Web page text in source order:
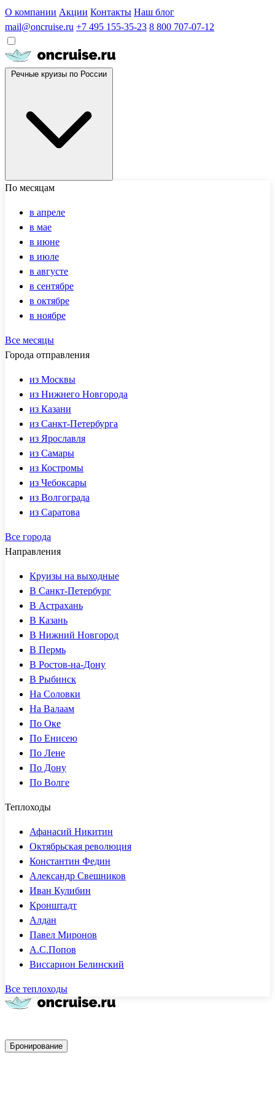
О компании Акции Контакты Наш блог
mail@oncruise.ru +7 495 155-35-23 8 800 707-07-12
По месяцам
в апреле
в мае
в июне
в июле
в августе
в сентябре
в октябре
в ноябре
Все месяцы
Города отправления
из Москвы
из Нижнего Новгорода
из Казани
из Санкт-Петербурга
из Ярославля
из Самары
из Костромы
из Чебоксары
из Волгограда
из Саратова
Все города
Направления
Круизы на выходные
В Санкт-Петербург
В Астрахань
В Казань
В Нижний Новгород
В Пермь
В Ростов-на-Дону
В Рыбинск
На Соловки
На Валаам
По Оке
По Енисею
По Лене
По Дону
По Волге
Теплоходы
Афанасий Никитин
Октябрьская революция
Константин Федин
Александр Свешников
Иван Кулибин
Кронштадт
Алдан
Павел Миронов
А.С.Попов
Виссарион Белинский
Все теплоходы
Бронирование